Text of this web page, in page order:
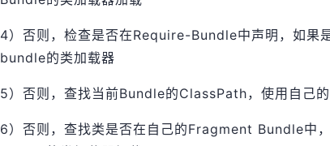
4）否则，检查是否在Require-Bundle中声明，如果
bundle的类加载器
5）否则，查找当前Bundle的ClassPath，使用自己
6）否则，查找类是否在自己的Fragment Bundle中